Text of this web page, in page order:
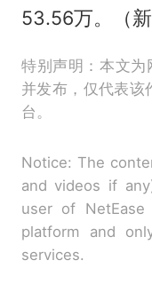
53.56万。（新
特别声明：本文为
并发布，仅代表该
台。
Notice: The
and videos if
user of
platform and
services.